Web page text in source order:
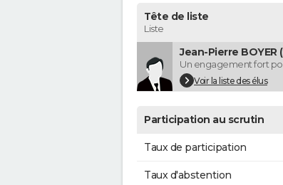
Tête de liste
Liste
Jean-Pierre BOYER
Un engagement fort
Voir la liste des élus
Participation au scrutin
Taux de participation
Taux d'abstention